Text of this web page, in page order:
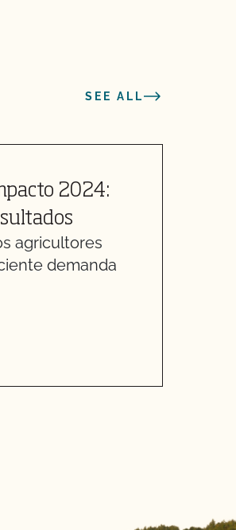
SEE ALL
2024:
agricultores
demanda